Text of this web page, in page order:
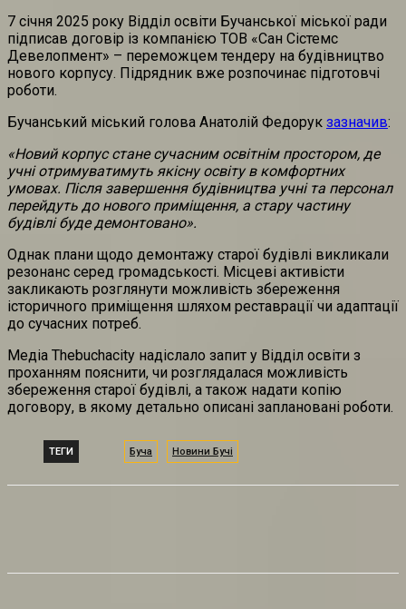
7 січня 2025 року Відділ освіти Бучанської міської ради
підписав договір із компанією ТОВ «Сан Сістемс
Девелопмент» – переможцем тендеру на будівництво
нового корпусу. Підрядник вже розпочинає підготовчі
роботи.
Бучанський міський голова Анатолій Федорук зазначив:
«Новий корпус стане сучасним освітнім простором, де
учні отримуватимуть якісну освіту в комфортних
умовах. Після завершення будівництва учні та персонал
перейдуть до нового приміщення, а стару частину
будівлі буде демонтовано».
Однак плани щодо демонтажу старої будівлі викликали
резонанс серед громадськості. Місцеві активісти
закликають розглянути можливість збереження
історичного приміщення шляхом реставрації чи адаптації
до сучасних потреб.
Медіа Thebuchacity надіслало запит у Відділ освіти з
проханням пояснити, чи розглядалася можливість
збереження старої будівлі, а також надати копію
договору, в якому детально описані заплановані роботи.
ТЕГИ Буча Новини Бучі